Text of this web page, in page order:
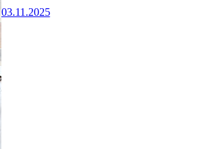
03.11.2025